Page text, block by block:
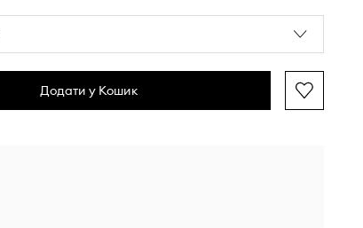
Додати у Кошик